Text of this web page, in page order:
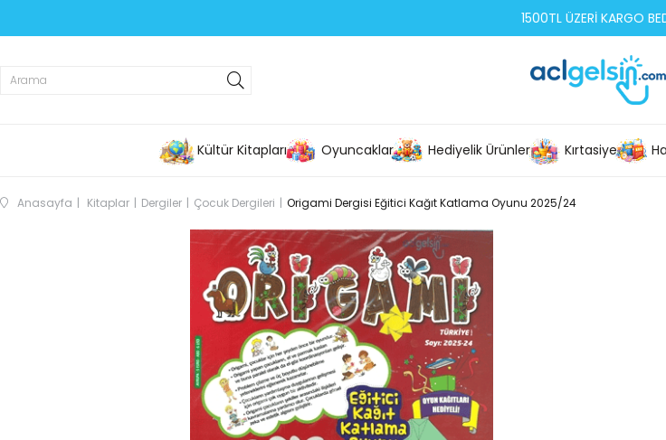
1500TL ÜZERİ KARGO
Kültür Kitapları Oyuncaklar Hediyelik Ürünler Kırtasiye
Anasayfa Kitaplar Dergiler Çocuk Dergileri Origami Dergisi Eğitici Kağıt Katlama Oyunu 2025/24